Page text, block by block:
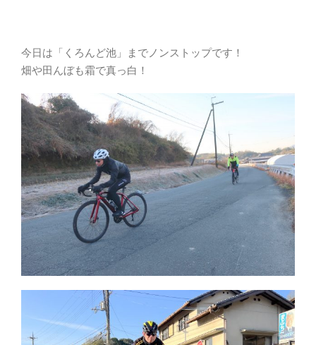
今日は「くろんど池」までノンストップです！
畑や田んぼも霜で真っ白！